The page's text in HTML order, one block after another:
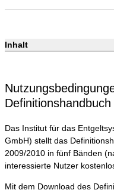
Inhalt
Das Institut für das
GmbH) stellt das
2009/2010 in fünf Bänden
interessierte Nutzer
Mit dem Download des